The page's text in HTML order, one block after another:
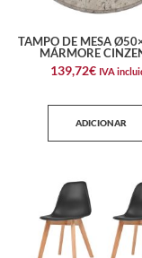
TAMPO DE MESA
MÁRMORE
139,72€ IVA
ADICIONAR